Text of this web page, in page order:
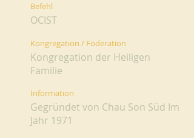
Befehl
OCIST
Kongregation / Föderation
Kongregation der Heiligen
Familie
Information
Gegründet von Chau Son Süd Im
Jahr 1971